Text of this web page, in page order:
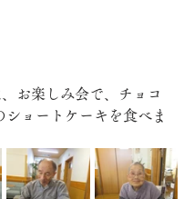
お楽しみ会で、チョコ
ショートケーキを食べま